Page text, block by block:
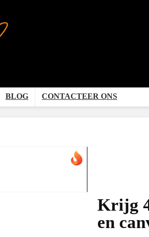
BLOG CONTACTEER ONS
Krijg
en